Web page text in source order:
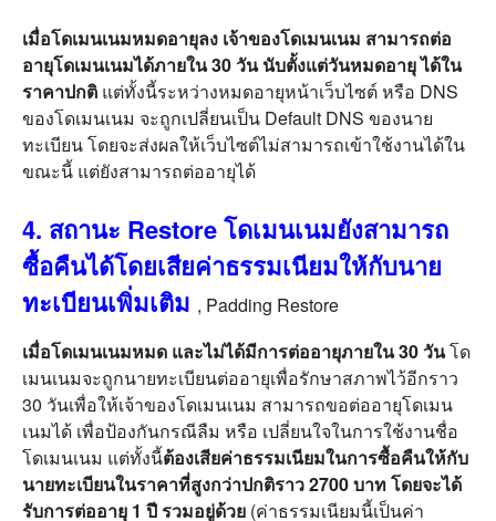
เมื่อโดเมนเนมหมดอายุลง เจ้าของโดเมนเนม สามารถต่อ
อายุโดเมนเนมได้ภายใน 30 วัน นับตั้งแต่วันหมดอายุ ได้ใน
ราคาปกติ แต่ทั้งนี้ระหว่างหมดอายุหน้าเว็บไซต์ หรือ DNS
ของโดเมนเนม จะถูกเปลี่ยนเป็น Default DNS ของนาย
ทะเบียน โดยจะส่งผลให้เว็บไซต์ไม่สามารถเข้าใช้งานได้ใน
ขณะนี้ แต่ยังสามารถต่ออายุได้
4. สถานะ Restore โดเมนเนมยังสามารถ
ซื้อคืนได้โดยเสียค่าธรรมเนียมให้กับนาย
ทะเบียนเพิ่มเติม , Padding Restore
เมื่อโดเมนเนมหมด และไม่ได้มีการต่ออายุภายใน 30 วันโด
เมนเนมจะถูกนายทะเบียนต่ออายุเพื่อรักษาสภาพไว้อีกราว
30 วันเพื่อให้เจ้าของโดเมนเนม สามารถขอต่ออายุโดเมน
เนมได้ เพื่อป้องกันกรณีลืม หรือ เปลี่ยนใจในการใช้งานชื่อ
โดเมนเนม แต่ทั้งนี้ต้องเสียค่าธรรมเนียมในการซื้อคืนให้กับ
นายทะเบียนในราคาที่สูงกว่าปกติราว 2700 บาท โดยจะได้
รับการต่ออายุ 1 ปี รวมอยู่ด้วย (ค่าธรรมเนียมนี้เป็นค่า